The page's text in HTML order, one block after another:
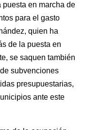
puesta en marcha de
para el gasto
quien ha
de la puesta en
se saquen también
subvenciones
presupuestarias,
ante este